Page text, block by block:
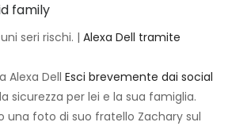
seri rischi. | Alexa Dell tramite
Alexa Dell Esci brevemente dai social
sicurezza per lei e la sua famiglia.
una foto di suo fratello Zachary sul